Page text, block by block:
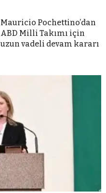
Mauricio Pochettino’dan
ABD Milli Takımı için
uzun vadeli devam kararı